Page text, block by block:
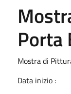
Porta
Mostra di
Data inizio :